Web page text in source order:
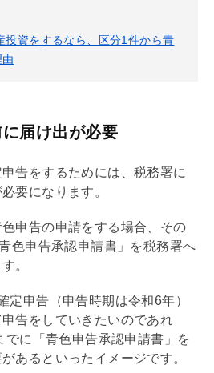
投資をするなら、区分1件から青
届け出が必要
告をするためには、税務署に
要になります。
色申告の申請をする場合、その
色申告承認申請書」を税務署へ
。
定申告（申告時期は令和6年）
告をしていきたいのであれ
に「 青色申告承認申請書」を
あるといったイメージです。